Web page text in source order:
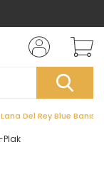
Lana Del Rey Blue